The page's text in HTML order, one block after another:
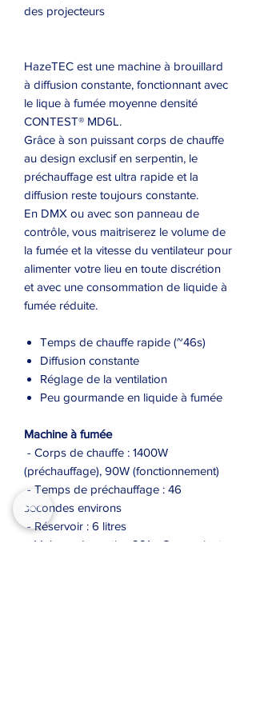
des projecteurs
HazeTEC est une machine à brouillard
à diffusion constante, fonctionnant avec
le lique à fumée moyenne densité
CONTEST® MD6L.
Grâce à son puissant corps de chauffe
au design exclusif en serpentin, le
préchauffage est ultra rapide et la
diffusion reste toujours constante.
En DMX ou avec son panneau de
contrôle, vous maitriserez le volume de
la fumée et la vitesse du ventilateur pour
alimenter votre lieu en toute discrétion
et avec une consommation de liquide à
fumée réduite.
Temps de chauffe rapide (~46s)
Diffusion constante
Réglage de la ventilation
Peu gourmande en liquide à fumée
Machine à fumée
- Corps de chauffe : 1400W
(préchauffage), 90W (fonctionnement)
- Temps de préchauffage : 46
secondes environs
- Réservoir : 6 litres
- Volume de sortie : 991 m3 par minute